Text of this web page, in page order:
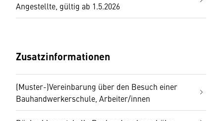
Angestellte, gültig ab 1.5.2026
Zusatzinformationen
(Muster-)Vereinbarung über den Besuch einer
Bauhandwerkerschule, Arbeiter/innen